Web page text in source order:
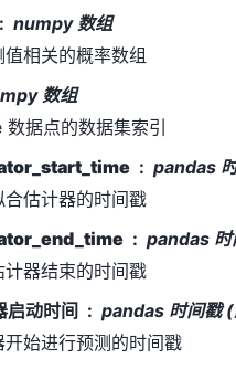
numpy 数组
值相关的概率数组
数组
数据点的数据集索引
pandas
合估计器的时间戳
pandas
计器结束的时间戳
启动时间
pandas 时间戳
开始进行预测的时间戳